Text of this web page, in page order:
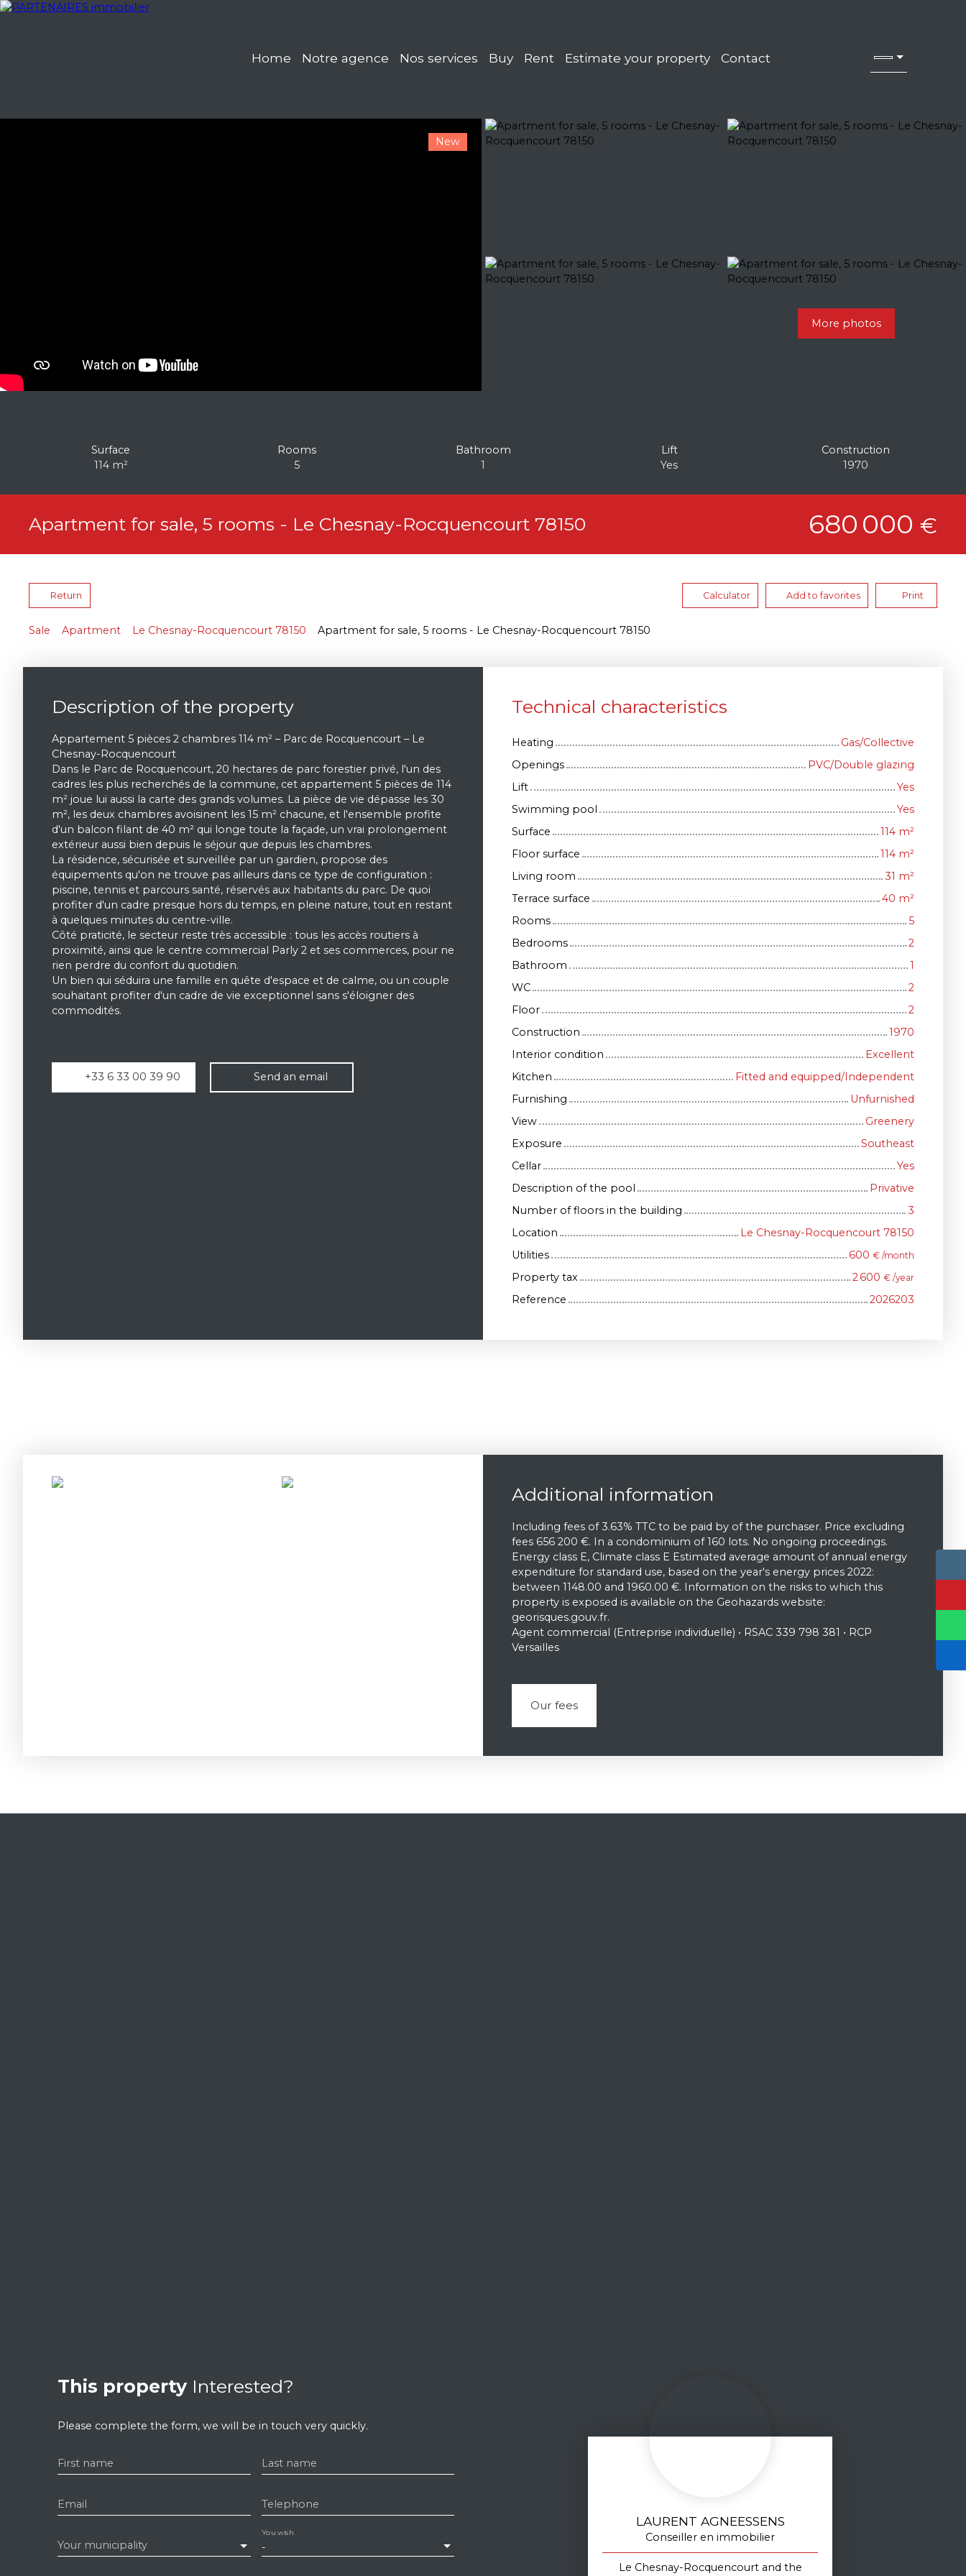
Home Notre agence Nos services Buy Rent Estimate your property Contact
New
More photos
Surface
114 m²
Rooms
5
Bathroom
1
Lift
Yes
Construction
1970
Apartment for sale, 5 rooms - Le Chesnay-Rocquencourt 78150 680 000 €
Return Calculator Add to favorites Print
Sale Apartment Le Chesnay-Rocquencourt 78150 Apartment for sale, 5 rooms - Le Chesnay-Rocquencourt 78150
Description of the property
Appartement 5 pièces 2 chambres 114 m² – Parc de Rocquencourt – Le
Chesnay-Rocquencourt
Dans le Parc de Rocquencourt, 20 hectares de parc forestier privé, l'un des
cadres les plus recherchés de la commune, cet appartement 5 pièces de 114
m² joue lui aussi la carte des grands volumes. La pièce de vie dépasse les 30
m², les deux chambres avoisinent les 15 m² chacune, et l'ensemble profite
d'un balcon filant de 40 m² qui longe toute la façade, un vrai prolongement
extérieur aussi bien depuis le séjour que depuis les chambres.
La résidence, sécurisée et surveillée par un gardien, propose des
équipements qu'on ne trouve pas ailleurs dans ce type de configuration :
piscine, tennis et parcours santé, réservés aux habitants du parc. De quoi
profiter d'un cadre presque hors du temps, en pleine nature, tout en restant
à quelques minutes du centre-ville.
Côté praticité, le secteur reste très accessible : tous les accès routiers à
proximité, ainsi que le centre commercial Parly 2 et ses commerces, pour ne
rien perdre du confort du quotidien.
Un bien qui séduira une famille en quête d'espace et de calme, ou un couple
souhaitant profiter d'un cadre de vie exceptionnel sans s'éloigner des
commodités.
+33 6 33 00 39 90 Send an email
Technical characteristics
Heating
Gas/Collective
Openings
PVC/Double glazing
Lift
Yes
Swimming pool
Yes
Surface
114 m²
Floor surface
114 m²
Living room
31 m²
Terrace surface
40 m²
Rooms
5
Bedrooms
2
Bathroom
1
WC
2
Floor
2
Construction
1970
Interior condition
Excellent
Kitchen
Fitted and equipped/Independent
Furnishing
Unfurnished
View
Greenery
Exposure
Southeast
Cellar
Yes
Description of the pool
Privative
Number of floors in the building
3
Location
Le Chesnay-Rocquencourt 78150
Utilities
600 € /month
Property tax 2 600 € /year
Reference 2026203
Additional information
Including fees of 3.63% TTC to be paid by of the purchaser. Price excluding
fees 656 200 €. In a condominium of 160 lots. No ongoing proceedings.
Energy class E, Climate class E Estimated average amount of annual energy
expenditure for standard use, based on the year's energy prices 2022:
between 1148.00 and 1960.00 €. Information on the risks to which this
property is exposed is available on the Geohazards website:
georisques.gouv.fr.
Agent commercial (Entreprise individuelle) • RSAC 339 798 381 • RCP
Versailles
Our fees
This property Interested?
Please complete the form, we will be in touch very quickly.
First name Last name
Email Telephone
Your municipality -
You wish
LAURENT AGNEESSENS
Conseiller en immobilier
Le Chesnay-Rocquencourt and the